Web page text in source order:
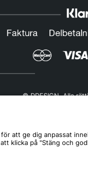
© DDESIGN. Alla
Helgfria
att ge dig anpassat
klicka på "Stäng och